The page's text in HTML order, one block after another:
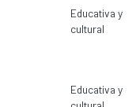
Educativa y
cultural
Educativa y